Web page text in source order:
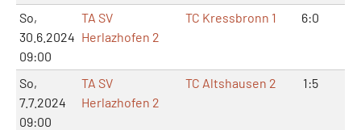
So,
30.6.2024
09:00
TA SV
Herlazhofen 2
TC Kressbronn 1 6:0
So,
7.7.2024
09:00
TA SV
Herlazhofen 2
TC Altshausen 2 1:5